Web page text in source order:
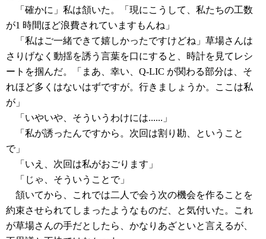
「確かに」私は頷いた。「現にこうして、私たちの工数
が1 時間ほど浪費されていますもんね」
「私はご一緒できて嬉しかったですけどね」草場さんは
さりげなく動揺を誘う言葉を口にすると、時計を見てレシ
ートを掴んだ。「まあ、幸い、Q-LIC が関わる部分は、そ
れほど多くはないはずですが。行きましょうか。ここは私
が」
「いやいや、そういうわけには......」
「私が誘ったんですから。次回は割り勘、ということ
で」
「いえ、次回は私がおごります」
「じゃ、そういうことで」
頷いてから、これでは二人で会う次の機会を作ることを
約束させられてしまったようなものだ、と気付いた。これ
が草場さんの手だとしたら、かなりあざといと言えるが、